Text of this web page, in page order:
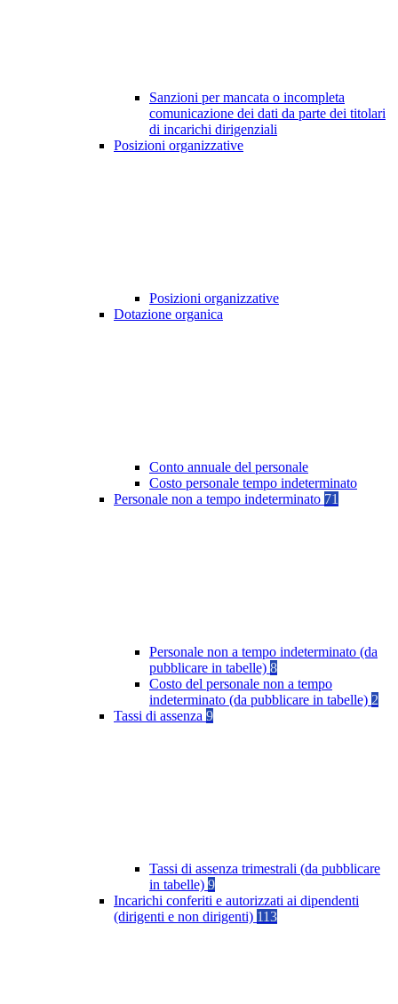
Sanzioni per mancata o incompleta
comunicazione dei dati da parte dei titolari
di incarichi dirigenziali
Posizioni organizzative
Posizioni organizzative
Dotazione organica
Conto annuale del personale
Costo personale tempo indeterminato
Personale non a tempo indeterminato 71
Personale non a tempo indeterminato (da
pubblicare in tabelle) 8
Costo del personale non a tempo
indeterminato (da pubblicare in tabelle) 2
Tassi di assenza 9
Tassi di assenza trimestrali (da pubblicare
in tabelle) 9
Incarichi conferiti e autorizzati ai dipendenti
(dirigenti e non dirigenti) 113